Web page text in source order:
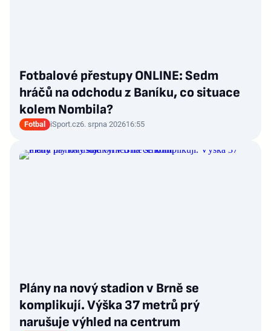
Fotbalové přestupy ONLINE: Sedm
hráčů na odchodu z Baníku, co situace
kolem Nombila?
Fotbal iSport.cz6. srpna 202616:55
Plány na nový stadion v Brně se
komplikují. Výška 37 metrů prý
narušuje výhled na centrum